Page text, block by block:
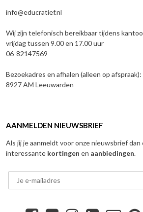
info@educratief.nl
Wij zijn telefonisch bereikbaar tijdens
vrijdag tussen 9.00 en 17.00 uur
06-82147569
Bezoekadres en afhalen (alleen op
8927 AM Leeuwarden
AANMELDEN NIEUWSBRIEF
Als jij je aanmeldt voor onze nieuwsbrief
interessante kortingen en aanbiedingen.